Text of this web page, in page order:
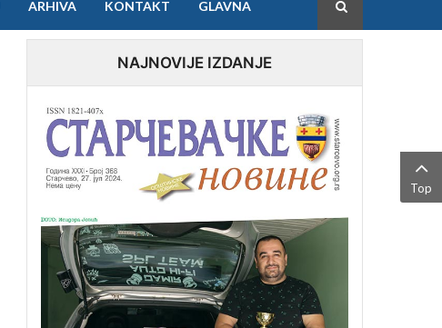
ARHIVA KONTAKT GLAVNA
NAJNOVIJE IZDANJE
Top